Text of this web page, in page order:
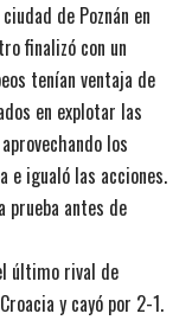
de Poznán en
finalizó con un
tenían ventaja de
en explotar las
los
e igualó las acciones.
prueba antes de
último rival de
y cayó por 2-1.